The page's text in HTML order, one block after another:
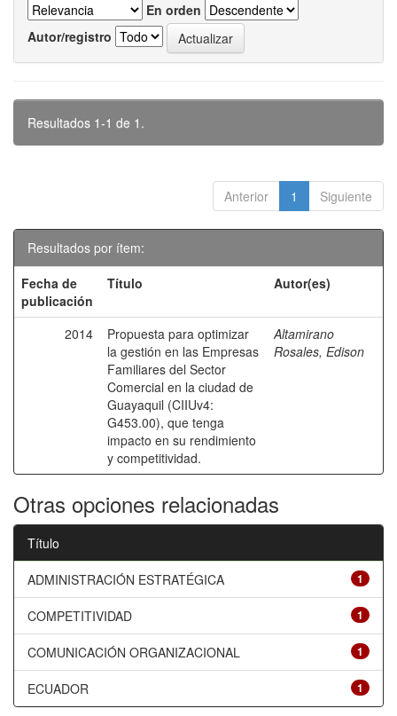
En orden
Autor/registro
Resultados 1-1 de 1.
Anterior 1 Siguiente
Resultados por ítem:
Fecha de
publicación
Título Autor(es)
2014
Propuesta para optimizar
la gestión en las Empresas
Familiares del Sector
Comercial en la ciudad de
Guayaquil (CIIUv4:
G453.00), que tenga
impacto en su rendimiento
y competitividad.
Altamirano
Rosales, Edison
Otras opciones relacionadas
Título
1
ADMINISTRACIÓN ESTRATÉGICA
1
COMPETITIVIDAD
1
COMUNICACIÓN ORGANIZACIONAL
1
ECUADOR